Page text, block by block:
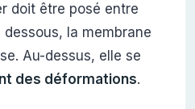
doit être posé entre
la membrane
Au-dessus, elle se
des déformations.